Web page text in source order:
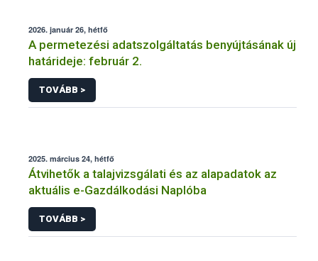
2026. január 26, hétfő
A permetezési adatszolgáltatás benyújtásának új
határideje: február 2.
TOVÁBB >
2025. március 24, hétfő
Átvihetők a talajvizsgálati és az alapadatok az
aktuális e-Gazdálkodási Naplóba
TOVÁBB >